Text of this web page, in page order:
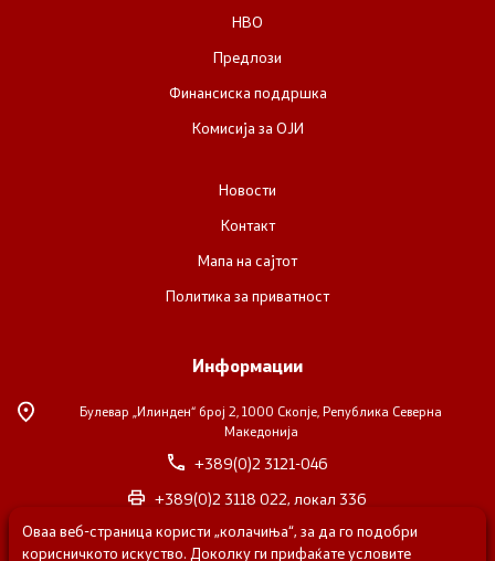
НВО
Предлози
Финансиска поддршка
Комисија за ОЈИ
Новости
Контакт
Мапа на сајтот
Политика за приватност
Информации
Булевар „Илинден“ број 2, 1000 Скопје, Република Северна
Македонија
+389(0)2 3121-046
+389(0)2 3118 022, локал 336
nvosorabotka@gs.gov.mk
Оваа веб-страница користи „колачиња“, за да го подобри
корисничкото искуство. Доколку ги прифаќате условите